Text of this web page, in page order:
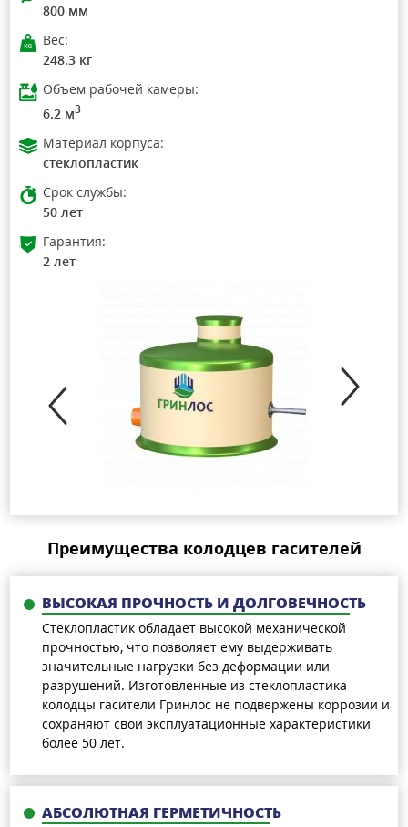
800 мм
Вес:
248.3 кг
Объем рабочей камеры:
6.2 м3
Материал корпуса:
стеклопластик
Срок службы:
50 лет
Гарантия:
2 лет
Преимущества колодцев гасителей
ВЫСОКАЯ ПРОЧНОСТЬ И ДОЛГОВЕЧНОСТЬ
Стеклопластик обладает высокой механической
прочностью, что позволяет ему выдерживать
значительные нагрузки без деформации или
разрушений. Изготовленные из стеклопластика
колодцы гасители Гринлос не подвержены коррозии и
сохраняют свои эксплуатационные характеристики
более 50 лет.
АБСОЛЮТНАЯ ГЕРМЕТИЧНОСТЬ